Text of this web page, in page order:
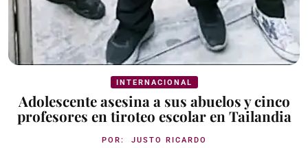
INTERNACIONAL
Adolescente asesina a sus abuelos y cinco
profesores en tiroteo escolar en Tailandia
POR: JUSTO RICARDO